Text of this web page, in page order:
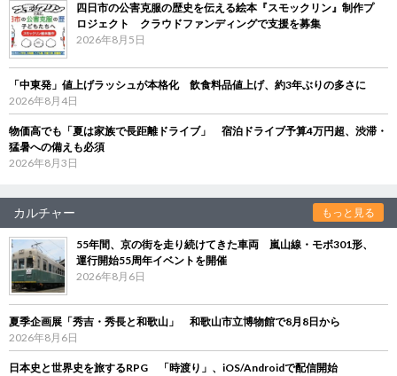
四日市の公害克服の歴史を伝える絵本『スモックリン』制作プ
ロジェクト クラウドファンディングで支援を募集
2026年8月5日
「中東発」値上げラッシュが本格化 飲食料品値上げ、約3年ぶりの多さに
2026年8月4日
物価高でも「夏は家族で長距離ドライブ」 宿泊ドライブ予算4万円超、渋滞・
猛暑への備えも必須
2026年8月3日
カルチャー もっと見る
55年間、京の街を走り続けてきた車両 嵐山線・モボ301形、
運行開始55周年イベントを開催
2026年8月6日
夏季企画展「秀吉・秀長と和歌山」 和歌山市立博物館で8月8日から
2026年8月6日
日本史と世界史を旅するRPG 「時渡り」、iOS/Androidで配信開始